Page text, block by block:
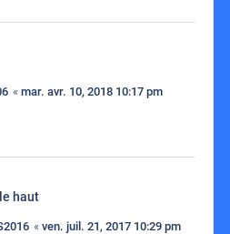
« mar. avr. 10, 2018 10:17 pm
haut
« ven. juil. 21, 2017 10:29 pm